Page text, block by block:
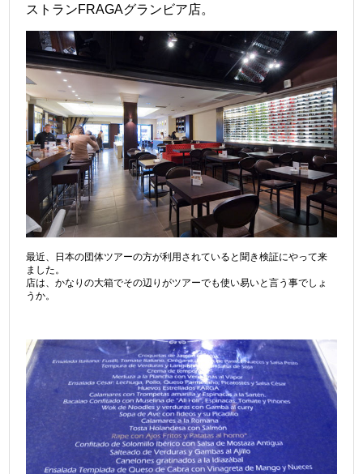
ストランFRAGAグランビア店。
最近、日本の団体ツアーの方が利用されていると聞き検証にやって来
ました。
店は、かなりの大箱でその辺りがツアーでも使い易いと言う事でしょ
うか。